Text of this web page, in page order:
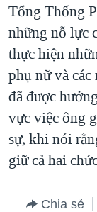
Tổng Thống
những nỗ lực
thực hiện
phụ nữ và
đã được
vực việc ông
sự, khi nói
giữ cả hai
Chia sẻ